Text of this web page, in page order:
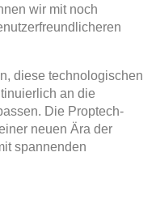
wir mit noch
diese technologischen
an die
Die Proptech-
neuen Ära der
spannenden